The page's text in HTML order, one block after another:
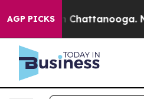
AGP PICKSin Chattanooga.